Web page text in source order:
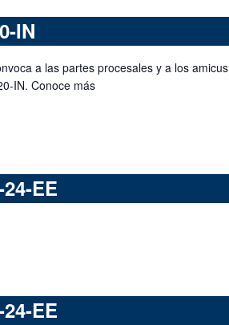
IN
a las partes procesales y a los amicus
IN. Conoce más
EE
EE